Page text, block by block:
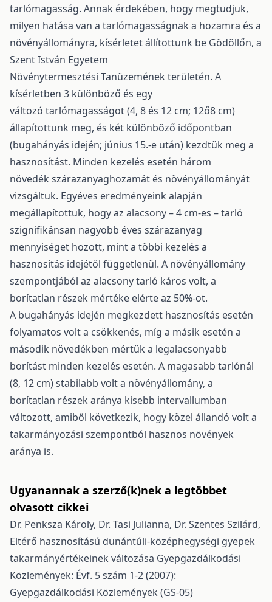
tarlómagasság. Annak érdekében, hogy megtudjuk,
milyen hatása van a tarlómagasságnak a hozamra és a
növényállományra, kísérletet állítottunk be Gödöllőn, a
Szent István Egyetem
Növénytermesztési Tanüzemének területén. A
kísérletben 3 különböző és egy
változó tarlómagasságot (4, 8 és 12 cm; 12ő8 cm)
állapítottunk meg, és két különböző időpontban
(bugahányás idején; június 15.-e után) kezdtük meg a
hasznosítást. Minden kezelés esetén három
növedék szárazanyaghozamát és növényállományát
vizsgáltuk. Egyéves eredményeink alapján
megállapítottuk, hogy az alacsony – 4 cm-es – tarló
szignifikánsan nagyobb éves szárazanyag
mennyiséget hozott, mint a többi kezelés a
hasznosítás idejétől függetlenül. A növényállomány
szempontjából az alacsony tarló káros volt, a
borítatlan részek mértéke elérte az 50%-ot.
A bugahányás idején megkezdett hasznosítás esetén
folyamatos volt a csökkenés, míg a másik esetén a
második növedékben mértük a legalacsonyabb
borítást minden kezelés esetén. A magasabb tarlónál
(8, 12 cm) stabilabb volt a növényállomány, a
borítatlan részek aránya kisebb intervallumban
változott, amiből következik, hogy közel állandó volt a
takarmányozási szempontból hasznos növények
aránya is.
Ugyanannak a szerző(k)nek a legtöbbet
olvasott cikkei
Dr. Penksza Károly, Dr. Tasi Julianna, Dr. Szentes Szilárd,
Eltérő hasznosítású dunántúli-középhegységi gyepek
takarmányértékeinek változása Gyepgazdálkodási
Közlemények: Évf. 5 szám 1-2 (2007):
Gyepgazdálkodási Közlemények (GS-05)